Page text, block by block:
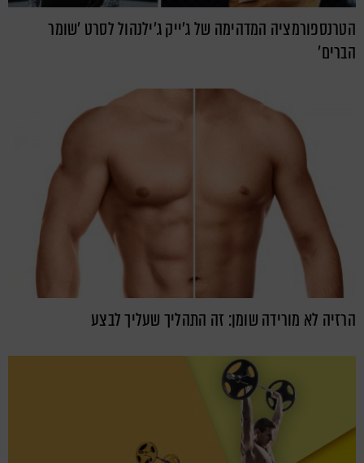
הטרנספורמציה המדהימה של ג'ייק ג'ילנהול לסרט 'שומר
הברים'
הרזיה לא מורידה שומן: זה התהליך שעליך לבצע